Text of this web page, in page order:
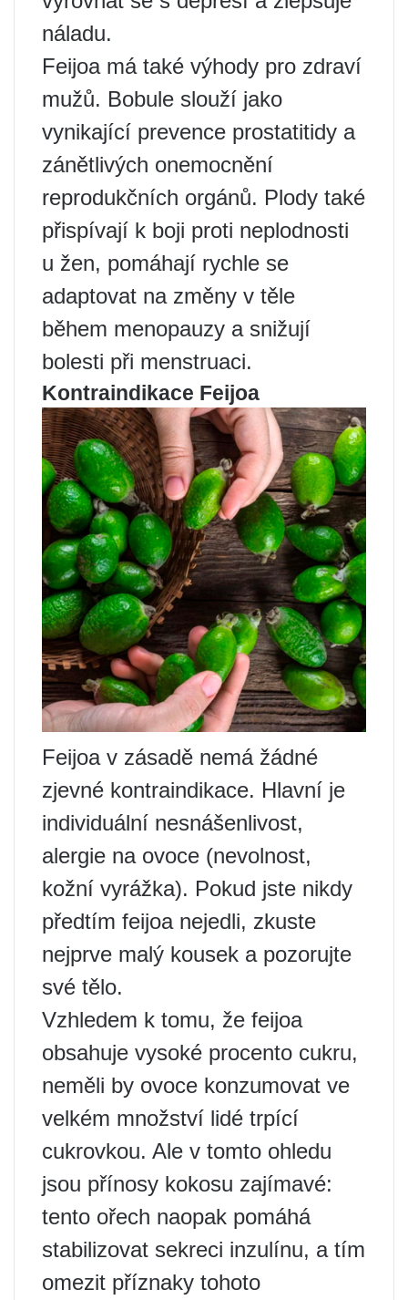
náladu.
Feijoa má také výhody pro zdraví
mužů. Bobule slouží jako
vynikající prevence prostatitidy a
zánětlivých onemocnění
reprodukčních orgánů. Plody také
přispívají k boji proti neplodnosti
u žen, pomáhají rychle se
adaptovat na změny v těle
během menopauzy a snižují
bolesti při menstruaci.
Kontraindikace Feijoa
Feijoa v zásadě nemá žádné
zjevné kontraindikace. Hlavní je
individuální nesnášenlivost,
alergie na ovoce (nevolnost,
kožní vyrážka). Pokud jste nikdy
předtím feijoa nejedli, zkuste
nejprve malý kousek a pozorujte
své tělo.
Vzhledem k tomu, že feijoa
obsahuje vysoké procento cukru,
neměli by ovoce konzumovat ve
velkém množství lidé trpící
cukrovkou. Ale v tomto ohledu
jsou přínosy kokosu zajímavé:
tento ořech naopak pomáhá
stabilizovat sekreci inzulínu, a tím
omezit příznaky tohoto